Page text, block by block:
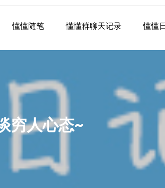
懂懂随笔 懂懂群聊天记录 懂懂
穷人心态~